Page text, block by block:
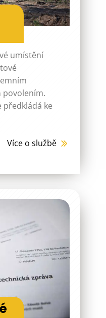
umístění
povolením.
předkládá ke
Více o službě